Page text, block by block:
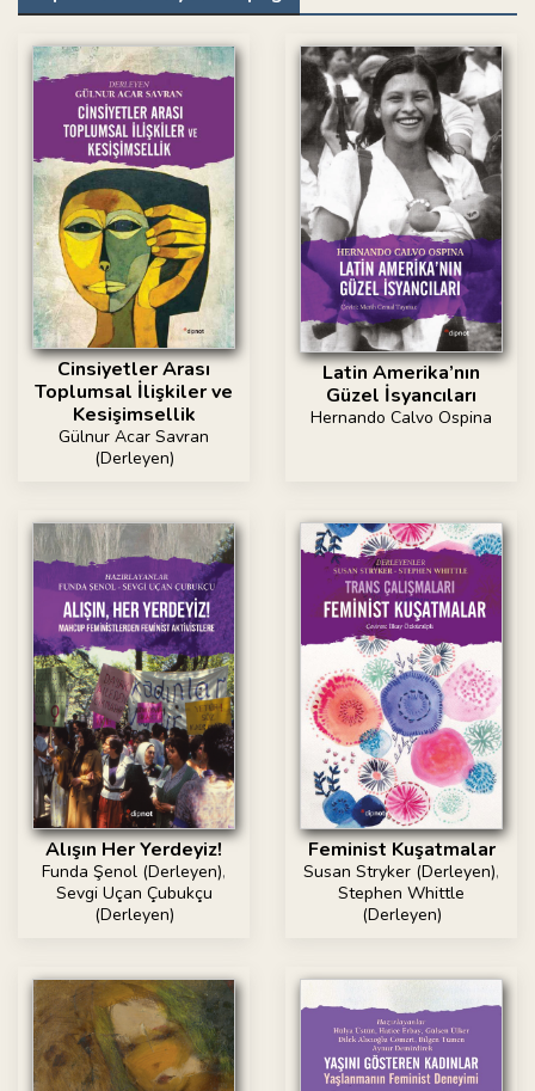
Cinsiyetler Arası
Toplumsal İlişkiler ve
Kesişimsellik
Gülnur Acar Savran
(Derleyen)
Latin Amerika’nın
Güzel İsyancıları
Hernando Calvo Ospina
Alışın Her Yerdeyiz!
Funda Şenol (Derleyen),
Sevgi Uçan Çubukçu
(Derleyen)
Feminist Kuşatmalar
Susan Stryker (Derleyen),
Stephen Whittle
(Derleyen)